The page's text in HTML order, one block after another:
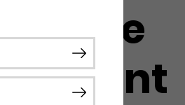
Amélie
Demont